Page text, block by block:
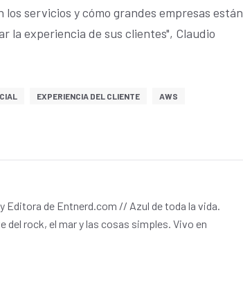
servicios y cómo grandes empresas están
la experiencia de sus clientes", Claudio
EXPERIENCIA DEL CLIENTE AWS
Editora de Entnerd.com // Azul de toda la vida.
del rock, el mar y las cosas simples. Vivo en